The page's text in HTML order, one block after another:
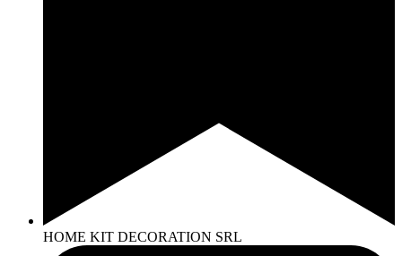
HOME KIT DECORATION SRL